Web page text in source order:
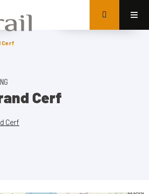
Cerf
Cerf
Cerf